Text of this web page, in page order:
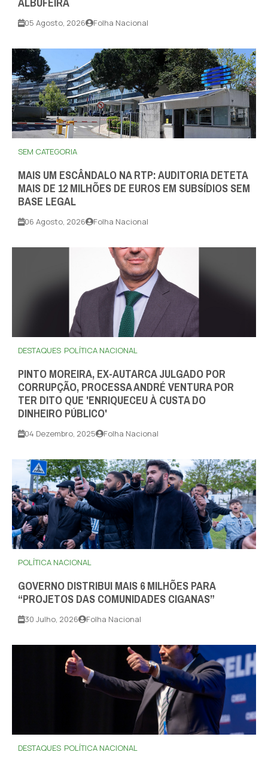
05 Agosto, 2026 Folha Nacional
SEM CATEGORIA
MAIS UM ESCÂNDALO NA RTP: AUDITORIA DETETA
MAIS DE 12 MILHÕES DE EUROS EM SUBSÍDIOS SEM
BASE LEGAL
06 Agosto, 2026 Folha Nacional
DESTAQUES POLÍTICA NACIONAL
PINTO MOREIRA, EX-AUTARCA JULGADO POR
CORRUPÇÃO, PROCESSA ANDRÉ VENTURA POR
TER DITO QUE 'ENRIQUECEU À CUSTA DO
DINHEIRO PÚBLICO'
04 Dezembro, 2025 Folha Nacional
POLÍTICA NACIONAL
GOVERNO DISTRIBUI MAIS 6 MILHÕES PARA
“PROJETOS DAS COMUNIDADES CIGANAS”
30 Julho, 2026 Folha Nacional
DESTAQUES POLÍTICA NACIONAL